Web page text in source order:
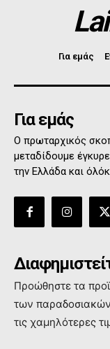
Για εμάς
Για εμάς
Ο πρωταρχικός
μεταδίδουμε
την Ελλάδα και
Προώθηστε τα
των παραδοσιακών
τις χαμηλότερες